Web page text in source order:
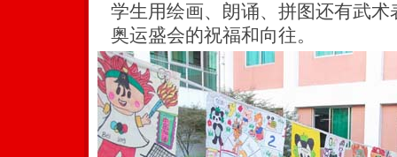
学生用绘画、朗诵、拼图还有武
奥运盛会的祝福和向往。